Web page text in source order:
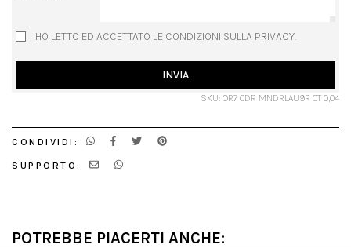
HO LETTO ED ACCETTATO LE CONDIZIONI SULLA PRIVACY.
INVIA
SKU: OR7 CDR MNDRLAU9R CT 0,04
CONDIVIDI:
SUPPORTO:
POTREBBE PIACERTI ANCHE: